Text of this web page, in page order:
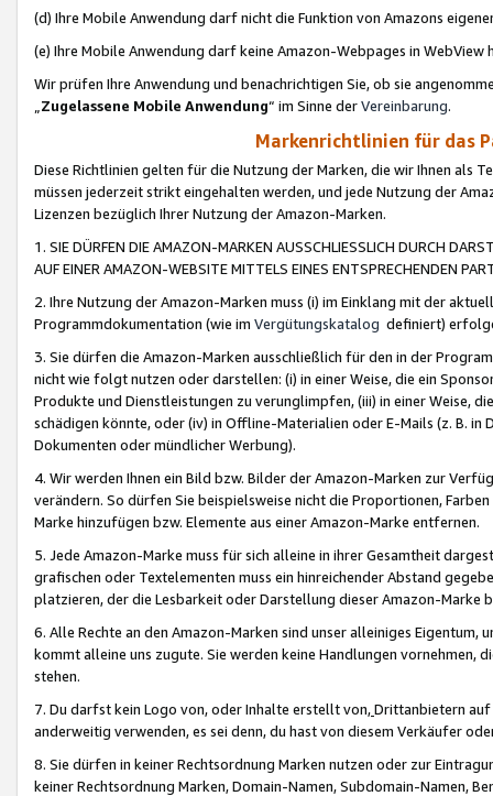
(d) Ihre Mobile Anwendung darf nicht die Funktion von Amazons
(e) Ihre Mobile Anwendung darf keine Amazon-Webpages in WebView
Wir prüfen Ihre Anwendung und benachrichtigen Sie, ob sie
„Zugelassene Mobile Anwendung“ im Sinne derVereinbarung.
Markenrichtlinien für das
Diese Richtlinien gelten für die Nutzung der Marken, die wir Ihnen als
müssen jederzeit strikt eingehalten werden, und jede Nutzung der
Lizenzen bezüglich Ihrer Nutzung der Amazon-Marken.
1. SIE DÜRFEN DIE AMAZON-MARKEN AUSSCHLIESSLICH DURCH
AUF EINER AMAZON-WEBSITE MITTELS EINES ENTSPRECHENDEN
2. Ihre Nutzung der Amazon-Marken muss (i) im Einklang mit der
Programmdokumentation (wie im Vergütungskatalog definiert)
3. Sie dürfen die Amazon-Marken ausschließlich für den in der
nicht wie folgt nutzen oder darstellen: (i) in einer Weise, die ein
Produkte und Dienstleistungen zu verunglimpfen, (iii) in einer Weise,
schädigen könnte, oder (iv) in Offline-Materialien oder E-Mails (z. B. in
Dokumenten oder mündlicher Werbung).
4. Wir werden Ihnen ein Bild bzw. Bilder der Amazon-Marken zur
verändern. So dürfen Sie beispielsweise nicht die Proportionen,
Marke hinzufügen bzw. Elemente aus einer Amazon-Marke entfernen.
5. Jede Amazon-Marke muss für sich alleine in ihrer Gesamtheit
grafischen oder Textelementen muss ein hinreichender Abstand
platzieren, der die Lesbarkeit oder Darstellung dieser Amazon-Marke
6. Alle Rechte an den Amazon-Marken sind unser alleiniges
kommt alleine uns zugute. Sie werden keine Handlungen vornehmen,
stehen.
7. Du darfst kein Logo von, oder Inhalte erstellt von,Drittanbietern auf
anderweitig verwenden, es sei denn, du hast von diesem Verkäufer
8. Sie dürfen in keiner Rechtsordnung Marken nutzen oder zur
keiner Rechtsordnung Marken, Domain-Namen, Subdomain-Namen,